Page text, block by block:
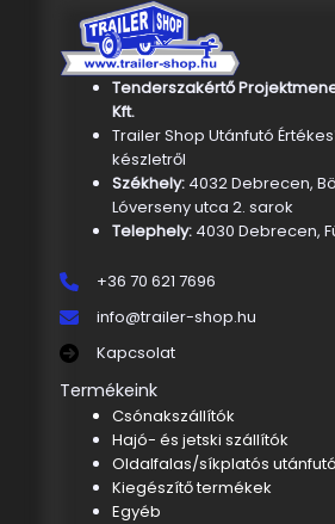
Tenderszakértő
Kft.
Trailer Shop Utánfutó
készletről
Székhely: 4032 Debrecen,
Lóverseny utca 2. sarok
Telephely:4030 Debrecen,
+36 70 621 7696
info@trailer-shop.hu
Kapcsolat
Termékeink
Csónakszállítók
Hajó- és jetski szállítók
Oldalfalas/síkplatós
Kiegészítő termékek
Egyéb